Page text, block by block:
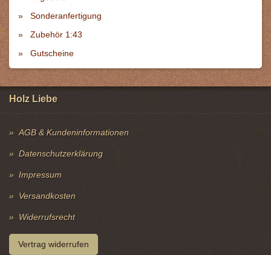
Sonderanfertigung
Zubehör 1:43
Gutscheine
Holz Liebe
AGB & Kundeninformationen
Datenschutzerklärung
Impressum
Versandkosten
Widerrufsrecht
Vertrag widerrufen